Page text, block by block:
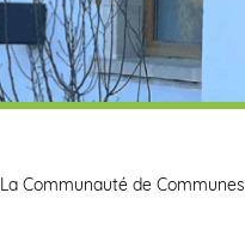
La Communauté de Communes